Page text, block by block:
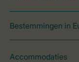
Bestemmingen in
Accommodaties